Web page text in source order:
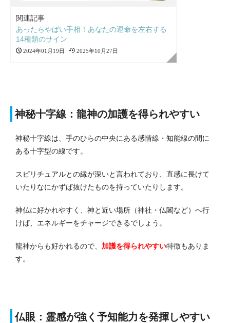
関連記事
あったらやばい手相！あなたの運命を左右する
14種類のサイン
2024年01月19日 2025年10月27日
神秘十字線：龍神の加護を得られやすい
神秘十字線は、手のひらの中央にある感情線・知能線の間に
ある十字型の線です。
スピリチュアルとの縁が深いと言われており、直感に長けて
いたりなにかずば抜けたものを持っていたりします。
神仏に好かれやすく、神と近い場所（神社・仏閣など）へ行
けば、エネルギーをチャージできるでしょう。
龍神からも好かれるので、 加護を得られやすい特徴もありま
す。
仏眼：霊感が強く予知能力を発揮しやすい